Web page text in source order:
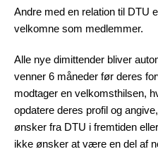
Andre med en relation til DTU
velkomne som medlemmer.
Alle nye dimittender bliver
venner 6 måneder før deres
modtager en velkomsthilsen,
opdatere deres profil og
ønsker fra DTU i fremtiden
ikke ønsker at være en del af